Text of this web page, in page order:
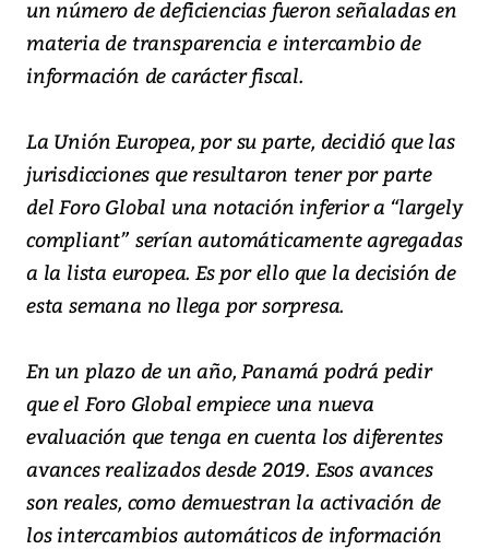
un número de deficiencias fueron señaladas en
materia de transparencia e intercambio de
información de carácter fiscal.
La Unión Europea, por su parte, decidió que las
jurisdicciones que resultaron tener por parte
del Foro Global una notación inferior a “largely
compliant” serían automáticamente agregadas
a la lista europea. Es por ello que la decisión de
esta semana no llega por sorpresa.
En un plazo de un año, Panamá podrá pedir
que el Foro Global empiece una nueva
evaluación que tenga en cuenta los diferentes
avances realizados desde 2019. Esos avances
son reales, como demuestran la activación de
los intercambios automáticos de información